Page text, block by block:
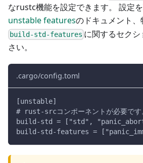
なrustc機能を設定できます。 設定を
unstable featuresのドキュメント、
build-std-features に関するセク
さい。
.cargo/config.toml
[unstable]
# rust-srcコンポーネントが必要
build-std = ["std",
build-std-features =